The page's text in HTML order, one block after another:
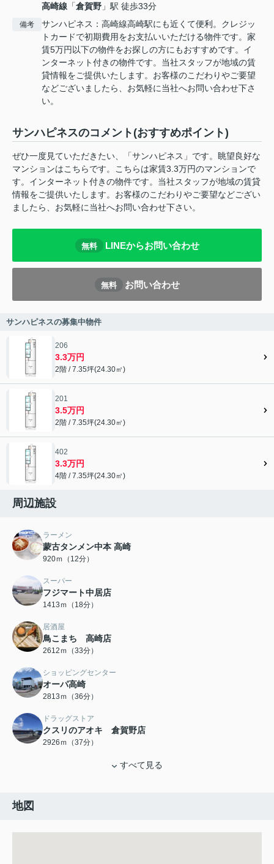
高崎線 「倉賀野 」駅 徒歩33分
備考
サンハピネス：高崎線高崎駅にも近くて便利。クレジッ
トカードで初期費用をお支払いいただける物件です。家
賃5万円以下の物件をお探しの方にもおすすめです。イ
ンターネット付きの物件です。当社スタッフが地域の賃
貸情報をご提供いたします。お客様のこだわりやご要望
などございましたら、お気軽に当社へお問い合わせ下さ
い。
サンハピネスのコメント(おすすめポイント)
ぜひ一度見ていただきたい、「サンハピネス」です。眺望良好な
マンションはこちらです。こちらは家賃3.3万円のマンションで
す。インターネット付きの物件です。当社スタッフが地域の賃貸
情報をご提供いたします。お客様のこだわりやご要望などござい
ましたら、お気軽に当社へお問い合わせ下さい。
無料 LINEからお問い合わせ
無料 お問い合わせ
サンハピネスの募集中物件
206
3.3万円
2階 / 7.35坪(24.30㎡)
201
3.5万円
2階 / 7.35坪(24.30㎡)
402
3.3万円
4階 / 7.35坪(24.30㎡)
周辺施設
ラーメン
蒙古タンメン中本 高崎
920ｍ（12分）
スーパー
フジマート中居店
1413ｍ（18分）
居酒屋
鳥こまち 高崎店
2612ｍ（33分）
ショッピングセンター
オーパ高崎
2813ｍ（36分）
ドラッグストア
クスリのアオキ 倉賀野店
2926ｍ（37分）
すべて見る
地図